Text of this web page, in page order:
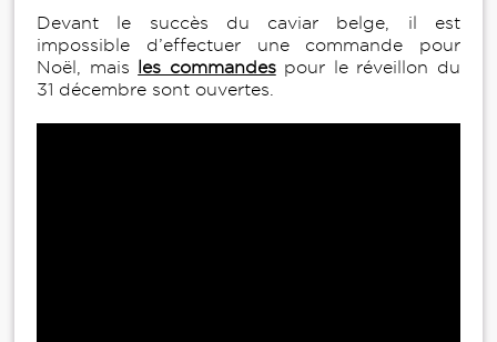
Devant le succès du caviar belge, il est
impossible d’effectuer une commande pour
Noël, mais
les commandespour le réveillon du
31 décembre sont ouvertes.